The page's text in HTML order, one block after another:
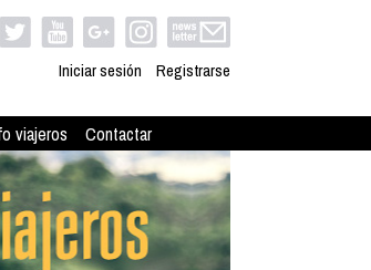
Iniciar sesión Registrarse
viajeros Contactar